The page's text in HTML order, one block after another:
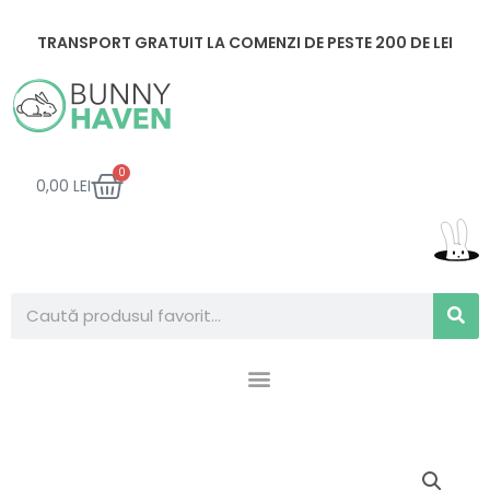
TRANSPORT GRATUIT LA COMENZI DE PESTE 200 DE LEI
0,00 LEI
0
CART
Search